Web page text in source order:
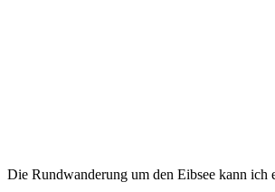
Die Rundwanderung um den Eibsee kann ich